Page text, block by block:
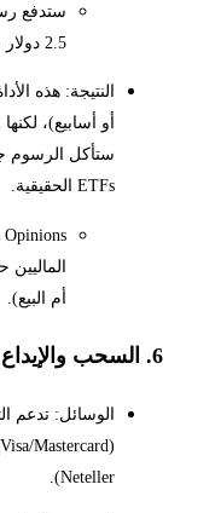
2.5 دولار شهرياً).
النتيجة: هذه
أو أسابيع)،
ستأكل الرسوم
ETFs الحقيقية.
أم البيع).
6. السحب والإيداع
الوسائل: تدعم
Neteller).